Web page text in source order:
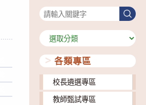
搜
尋
分
類
各類專區
校長遴選專區
教師甄試專區